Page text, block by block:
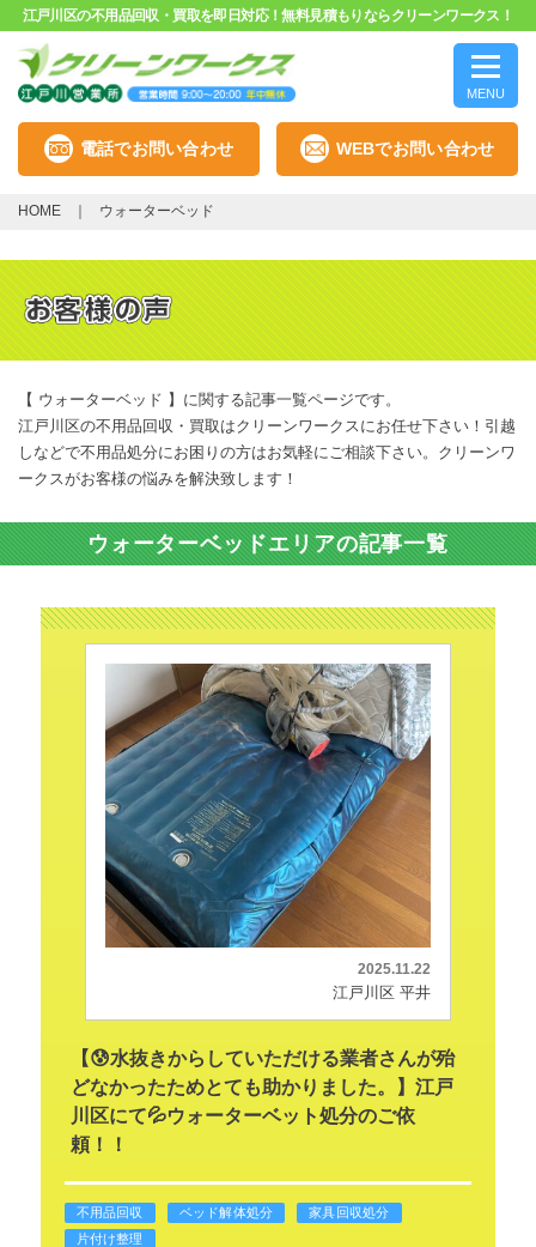
江戸川区の不用品回収・買取を即日対応！無料見積もりならクリーンワークス！
MENU
電話でお問い合わせ WEBでお問い合わせ
HOME ウォーターベッド
【 ウォーターベッド 】に関する記事一覧ページです。
江戸川区の不用品回収・買取はクリーンワークスにお任せ下さい！引越
しなどで不用品処分にお困りの方はお気軽にご相談下さい。クリーンワ
ークスがお客様の悩みを解決致します！
ウォーターベッドエリアの記事一覧
2025.11.22
江戸川区 平井
【😰水抜きからしていただける業者さんが殆
どなかったためとても助かりました。】江戸
川区にて💦ウォーターベット処分のご依
頼！！
不用品回収 ベッド解体処分
家具回収処分
片付け整理